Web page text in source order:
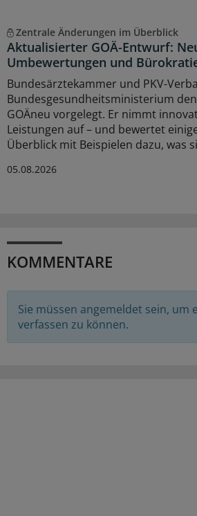
Zentrale Änderungen im Überblick
Aktualisierter GOÄ-Entwurf:
Umbewertungen und
Bundesärztekammer und PKV-
Bundesgesundheitsministerium
GOÄneu vorgelegt. Er nimmt
Leistungen auf – und bewertet
Überblick mit Beispielen dazu, was
05.08.2026
KOMMENTARE
Sie müssen angemeldet sein, um
verfassen zu können.